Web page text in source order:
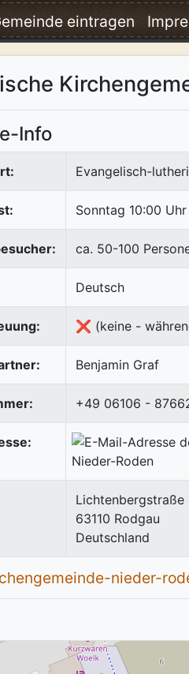
eintragen
Info
Evangelisch-
Sonntag 10:00 Uhr
ca. 50-100
Deutsch
❌ (keine -
Benjamin Graf
+49 06106 -
Lichtenbergstraße
63110 Rodgau
Deutschland
nieder-